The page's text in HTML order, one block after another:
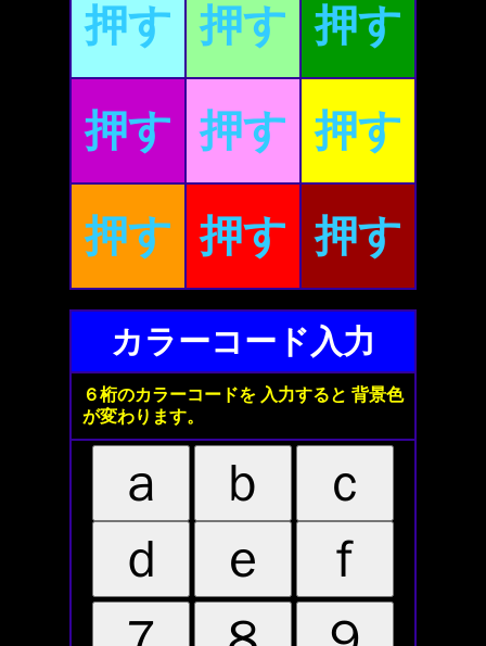
押す 押す 押す
押す 押す 押す
押す 押す 押す
カラーコード入力
６桁のカラーコードを 入力すると 背景色
が変わります。